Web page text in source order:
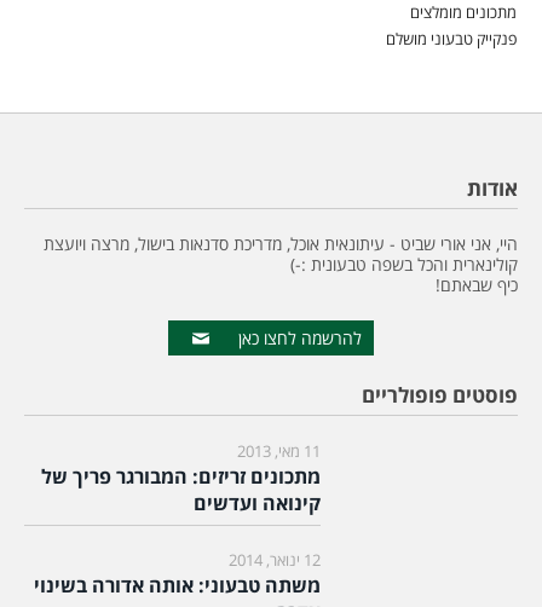
מתכונים מומלצים
פנקייק טבעוני מושלם
אודות
היי, אני אורי שביט - עיתונאית אוכל, מדריכת סדנאות בישול, מרצה ויועצת
קולינארית והכל בשפה טבעונית :-)
כיף שבאתם!
להרשמה לחצו כאן
פוסטים פופולריים
11 מאי, 2013
מתכונים זריזים: המבורגר פריך של
קינואה ועדשים
12 ינואר, 2014
משתה טבעוני: אותה אדורה בשינוי